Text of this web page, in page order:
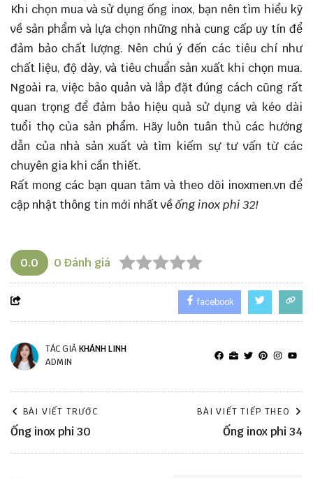
Khi chọn muavà sử dụng ống inox, bạn nên tìm hiểu kỹ
về sản phẩm và lựa chọn những nhà cung cấp uy tín để
đảm bảo chất lượng. Nên chú ý đến các tiêu chí như
chất liệu, độ dày, và tiêu chuẩn sản xuất khi chọn mua.
Ngoài ra, việc bảo quản và lắp đặt đúng cách cũng rất
quan trọng để đảm bảo hiệu quả sử dụng và kéo dài
tuổi thọ của sản phẩm. Hãy luôn tuân thủ các hướng
dẫn của nhà sản xuất và tìm kiếm sự tư vấn từ các
chuyên gia khi cần thiết.
Rất mong các bạn quan tâm và theo dõi inoxmen.vn để
cập nhật thông tin mới nhất vềống inox phi 32!
0.0 0 Đánh giá
facebook
TÁC GIẢKHÁNH LINH
ADMIN
BÀI VIẾT TRƯỚC
Ống inox phi 30
BÀI VIẾT TIẾP THEO
Ống inox phi 34